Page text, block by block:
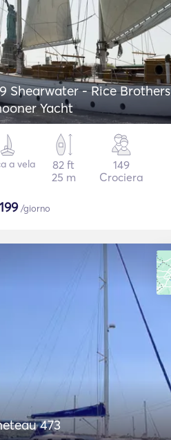
Shearwater - Rice Brothers
Yacht
a vela
82 ft
25 m
149
Crociera
/giorno
473